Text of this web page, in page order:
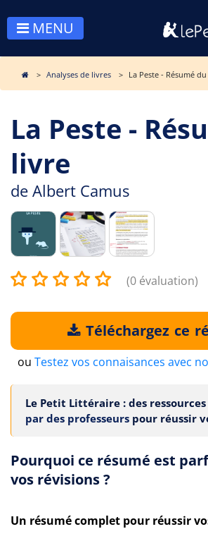
MENU
Analyses de livres La Peste - Résumé
La Peste -
livre
de Albert Camus
(0 évaluation)
Téléchargez ce
ou Testez vos connaisances avec
Le Petit Littéraire : des ressources
par des professeurs pour réussir
Pourquoi ce résumé est
vos révisions ?
Un résumé complet pour réussir